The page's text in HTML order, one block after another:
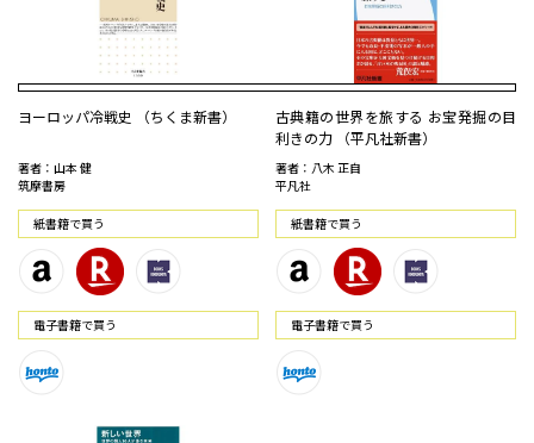
ヨーロッパ冷戦史 （ちくま新書）
著者：山本 健
筑摩書房
紙書籍で買う
電⼦書籍で買う
古典籍の世界を旅する お宝発掘の目
利きの力 （平凡社新書）
著者：八木 正自
平凡社
紙書籍で買う
電⼦書籍で買う